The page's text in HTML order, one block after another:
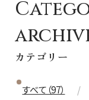
航空会社
出発日
カテゴリー
すべて（97）